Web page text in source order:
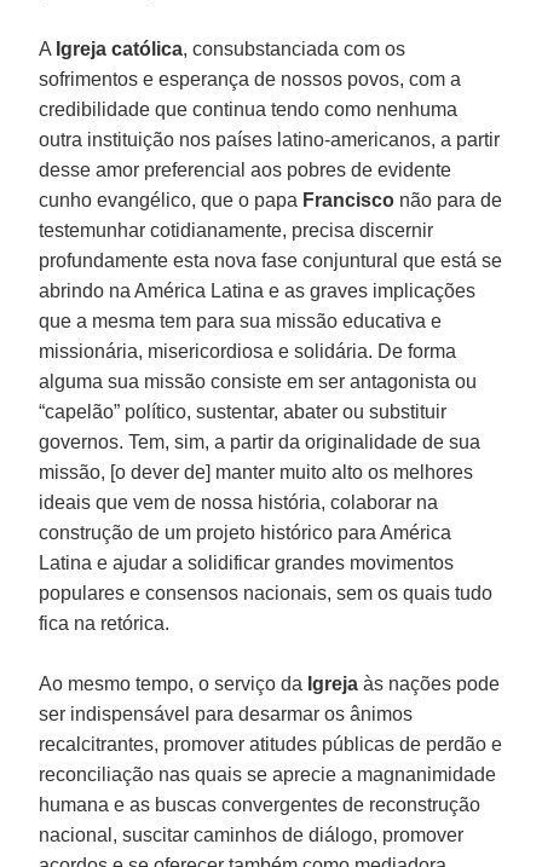
A Igreja católica, consubstanciada com os
sofrimentos e esperança de nossos povos, com a
credibilidade que continua tendo como nenhuma
outra instituição nos países latino-americanos, a partir
desse amor preferencial aos pobres de evidente
cunho evangélico, que o papa Francisco não para de
testemunhar cotidianamente, precisa discernir
profundamente esta nova fase conjuntural que está se
abrindo na América Latina e as graves implicações
que a mesma tem para sua missão educativa e
missionária, misericordiosa e solidária. De forma
alguma sua missão consiste em ser antagonista ou
“capelão” político, sustentar, abater ou substituir
governos. Tem, sim, a partir da originalidade de sua
missão, [o dever de] manter muito alto os melhores
ideais que vem de nossa história, colaborar na
construção de um projeto histórico para América
Latina e ajudar a solidificar grandes movimentos
populares e consensos nacionais, sem os quais tudo
fica na retórica.
Ao mesmo tempo, o serviço da Igreja às nações pode
ser indispensável para desarmar os ânimos
recalcitrantes, promover atitudes públicas de perdão e
reconciliação nas quais se aprecie a magnanimidade
humana e as buscas convergentes de reconstrução
nacional, suscitar caminhos de diálogo, promover